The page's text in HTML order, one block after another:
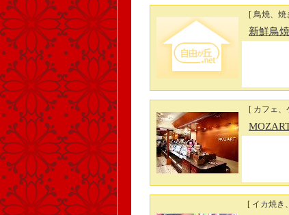
[ 鳥焼、焼
新鮮鳥
[ カフェ、
[ イカ焼き